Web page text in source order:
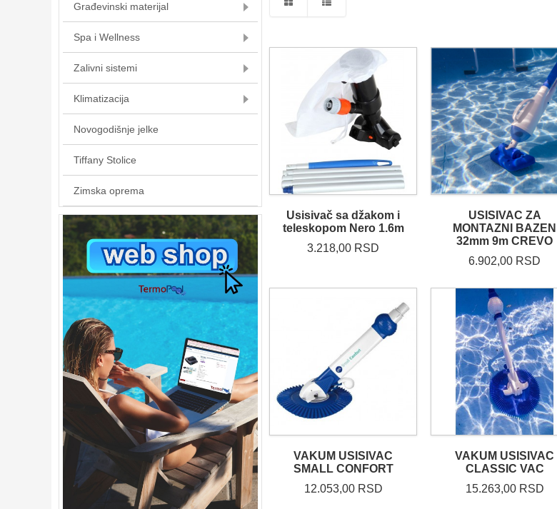
Građevinski materijal
Spa i Wellness
Zalivni sistemi
Klimatizacija
Novogodišnje jelke
Tiffany Stolice
Zimska oprema
Usisivač sa džakom i
teleskopom Nero 1.6m
3.218,00 RSD
USISIVAC ZA
MONTAZNI BAZEN
32mm 9m CREVO
6.902,00 RSD
VAKUM USISIVAC
SMALL CONFORT
12.053,00 RSD
VAKUM USISIVAC
CLASSIC VAC
15.263,00 RSD